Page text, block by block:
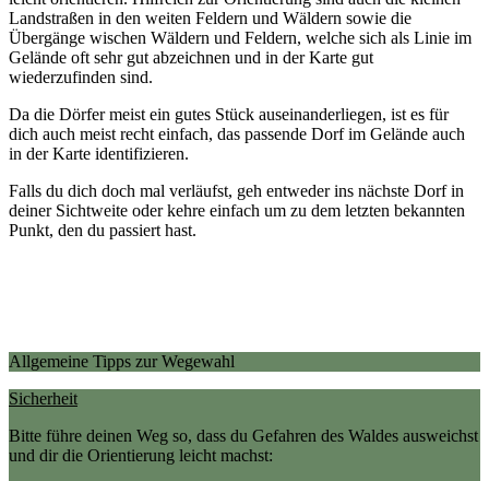
Landstraßen in den weiten Feldern und Wäldern sowie die
Übergänge wischen Wäldern und Feldern, welche sich als Linie im
Gelände oft sehr gut abzeichnen und in der Karte gut
wiederzufinden sind.
Da die Dörfer meist ein gutes Stück auseinanderliegen, ist es für
dich auch meist recht einfach, das passende Dorf im Gelände auch
in der Karte identifizieren.
Falls du dich doch mal verläufst, geh entweder ins nächste Dorf in
deiner Sichtweite oder kehre einfach um zu dem letzten bekannten
Punkt, den du passiert hast.
Allgemeine Tipps zur Wegewahl
Sicherheit
Bitte führe deinen Weg so, dass du Gefahren des Waldes ausweichst
und dir die Orientierung leicht machst: